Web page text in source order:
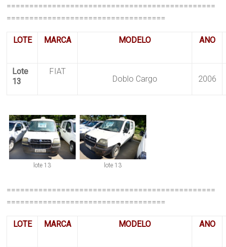
==============================================
===================================
LOTE MARCA MODELO ANO
Lote
13
FIAT
Doblo Cargo 2006
lote 13 lote 13
==============================================
===================================
LOTE MARCA MODELO ANO